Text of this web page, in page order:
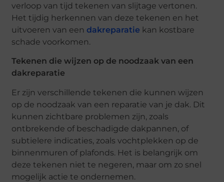
verloop van tijd tekenen van slijtage vertonen.
Het tijdig herkennen van deze tekenen en het
uitvoeren van eendakreparatie kan kostbare
schade voorkomen.
Tekenen die wijzen op de noodzaak van een
dakreparatie
Er zijn verschillende tekenen die kunnen wijzen
op de noodzaak van een reparatie van je dak. Dit
kunnen zichtbare problemen zijn, zoals
ontbrekende of beschadigde dakpannen, of
subtielere indicaties, zoals vochtplekken op de
binnenmuren of plafonds. Het is belangrijk om
deze tekenen niet te negeren, maar om zo snel
mogelijk actie te ondernemen.